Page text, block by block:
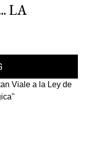
LA